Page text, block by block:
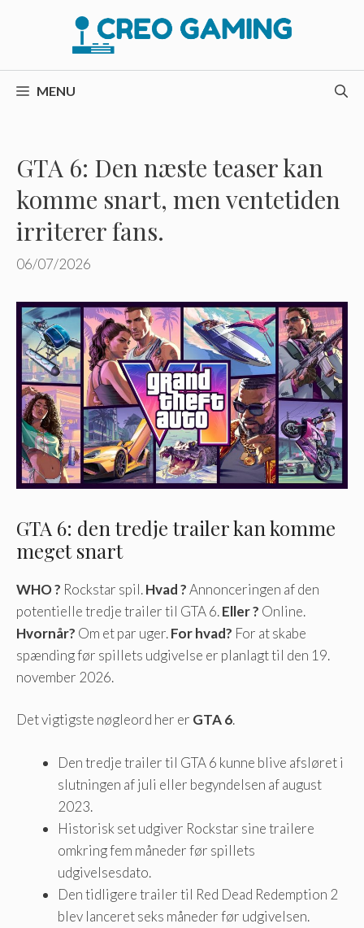
MENU
GTA 6: Den næste teaser kan
komme snart, men ventetiden
irriterer fans.
06/07/2026
GTA 6: den tredje trailer kan komme
meget snart
WHO ? Rockstar spil.Hvad ?Annonceringen af ​​den
potentielle tredje trailer til GTA 6.Eller ? Online.
Hvornår? Om et par uger.For hvad? For at skabe
spænding før spillets udgivelse er planlagt til den 19.
november 2026.
Det vigtigste nøgleord her er GTA 6.
Den tredje trailer til GTA 6 kunne blive afsløret i
slutningen af ​​juli eller begyndelsen af ​​august
2023.
Historisk set udgiver Rockstar sine trailere
omkring fem måneder før spillets
udgivelsesdato.
Den tidligere trailer til Red Dead Redemption 2
blev lanceret seks måneder før udgivelsen.